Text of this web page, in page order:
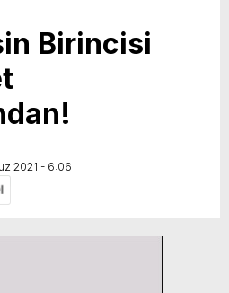
Birincisi
2021 - 6:06